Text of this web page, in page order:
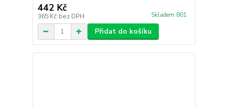
442 Kč
365 Kč bez DPH Skladem 801
Přidat do košíku